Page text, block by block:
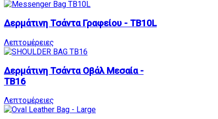
Δερμάτινη Τσάντα Γραφείου - TB10L
Λεπτομέρειες
Δερμάτινη Τσάντα Oβάλ Mεσαία -
TB16
Λεπτομέρειες